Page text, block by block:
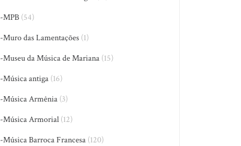
-MPB (54)
-Muro das Lamentações (1)
-Museu da Música de Mariana (15)
-Música antiga (16)
-Música Armênia (3)
-Música Armorial (12)
-Música Barroca Francesa (120)